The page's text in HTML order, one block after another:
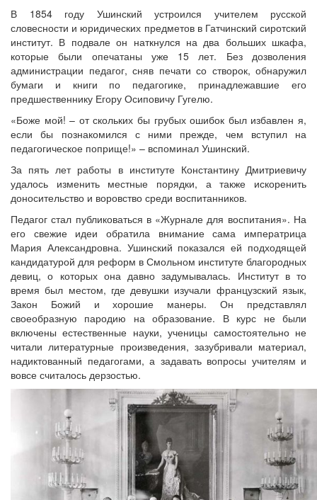
В 1854 году Ушинский устроился учителем русской
словесности и юридических предметов в Гатчинский сиротский
институт. В подвале он наткнулся на два больших шкафа,
которые были опечатаны уже 15 лет. Без дозволения
администрации педагог, сняв печати со створок, обнаружил
бумаги и книги по педагогике, принадлежавшие его
предшественнику Егору Осиповичу Гугелю.
«Боже мой! – от скольких бы грубых ошибок был избавлен я,
если бы познакомился с ними прежде, чем вступил на
педагогическое поприще!» – вспоминал Ушинский.
За пять лет работы в институте Константину Дмитриевичу
удалось изменить местные порядки, а также искоренить
доносительство и воровство среди воспитанников.
Педагог стал публиковаться в «Журнале для воспитания». На
его свежие идеи обратила внимание сама императрица
Мария Александровна. Ушинский показался ей подходящей
кандидатурой для реформ в Смольном институте благородных
девиц, о которых она давно задумывалась. Институт в то
время был местом, где девушки изучали французский язык,
Закон Божий и хорошие манеры. Он представлял
своеобразную пародию на образование. В курс не были
включены естественные науки, ученицы самостоятельно не
читали литературные произведения, зазубривали материал,
надиктованный педагогами, а задавать вопросы учителям и
вовсе считалось дерзостью.